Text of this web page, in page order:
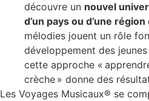
découvre un nouvel
d’un pays ou d’une
mélodies jouent un rôle
développement des
cette approche «
crèche » donne des
Les Voyages Musicaux® se